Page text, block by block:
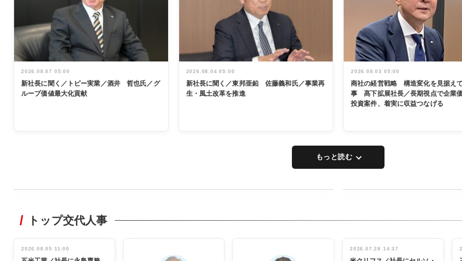
2026.08.07 05:00
新社長に聞く／トピー実業／酒井 哲也氏／グ
ループ価値最大化貢献
2026.08.04 05:00
新社長に聞く／東邦亜鉛 佐藤義和氏／事業再
生・風土改革を推進
2026.08.03 05:00
商社の経営戦略 構造変化を見据え
事 髙下拡展社長／長期視点で企業
投資案件、着実に収益つなげる
もっと読む
非鉄業界で
管理職編
インタビュ
INTERVIEW
念祝う 業界
関係者ら220
トップ交代人事
2026.08.05 11:00 2026.07.28 14:37